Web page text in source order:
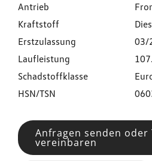
Antrieb
Kraftstoff
Erstzulassung
03/
Laufleistung
Schadstoffklasse
HSN/TSN
Anfragen senden oder
vereinbaren